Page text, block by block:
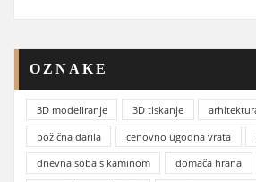
OZNAKE
3D modeliranje 3D tiskanje
božična darila
cenovno ugodna vrata
dnevna soba s kaminom
domača hrana